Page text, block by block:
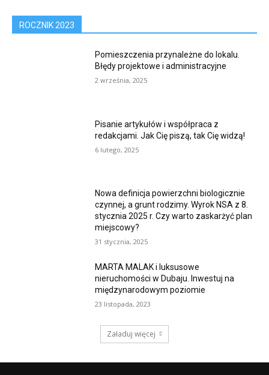
ROCZNIK 2023
Pomieszczenia przynależne do lokalu.
Błędy projektowe i administracyjne
2 września, 2025
Pisanie artykułów i współpraca z
redakcjami. Jak Cię piszą, tak Cię widzą!
6 lutego, 2025
Nowa definicja powierzchni biologicznie
czynnej, a grunt rodzimy. Wyrok NSA z 8.
stycznia 2025 r. Czy warto zaskarżyć plan
miejscowy?
31 stycznia, 2025
MARTA MALAK i luksusowe
nieruchomości w Dubaju. Inwestuj na
międzynarodowym poziomie
23 listopada, 2023
Załaduj więcej